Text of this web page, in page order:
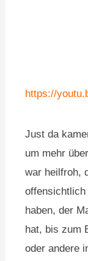
https://
Just da
um mehr
war heilfroh,
offensichtlich
haben, der
hat, bis zum
oder andere